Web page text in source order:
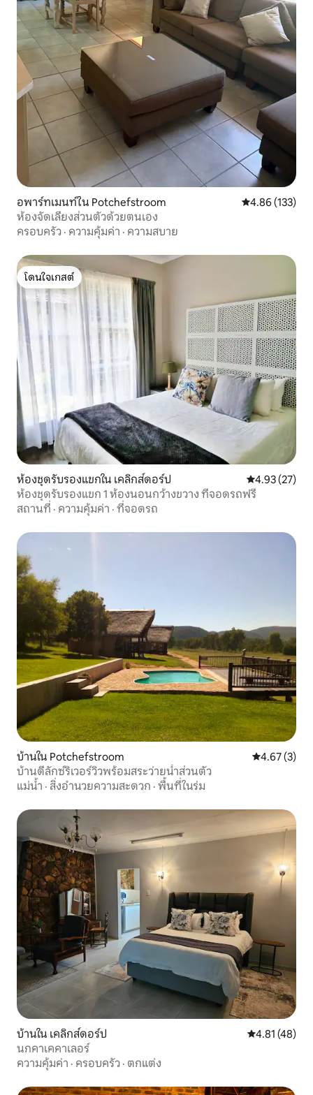
อพาร์ทเมนท์ใน Potchefstroom คะแนนเฉลี่ย
4.86 (133)
ห้องจัดเลี้ยงส่วนตัวด้วยตนเอง
ครอบครัว · ความคุ้มค่า · ความสบาย
โดนใจเกสต์
โดนใจเกสต์
ห้องชุดรับรองแขกใน เคลิกส์ดอร์ป คะแนนเฉลี่ย
4.93 (27)
ห้องชุดรับรองแขก 1 ห้องนอนกว้างขวาง ที่จอดรถฟรี
สถานที่ · ความคุ้มค่า · ที่จอดรถ
บ้านใน Potchefstroom คะแนนเฉลี่ย
4.67 (3)
บ้านดีลักซ์ริเวอร์วิวพร้อมสระว่ายน้ำส่วนตัว
แม่น้ำ · สิ่งอำนวยความสะดวก · พื้นที่ในร่ม
บ้านใน เคลิกส์ดอร์ป คะแนนเฉลี่ย
4.81 (48)
นกคาเคคาเลอร์
ความคุ้มค่า · ครอบครัว · ตกแต่ง